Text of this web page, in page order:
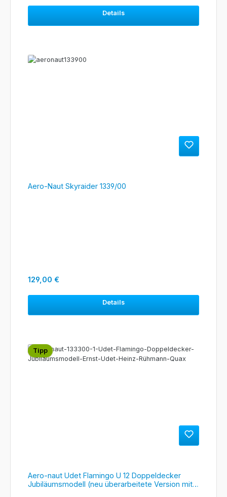
Details
Aero-Naut Skyraider 1339/00
Regulärer Preis:
129,00 €
Details
Tipp
Aero-naut Udet Flamingo U 12 Doppeldecker
Jubiläumsmodell (neu überarbeitete Version mit